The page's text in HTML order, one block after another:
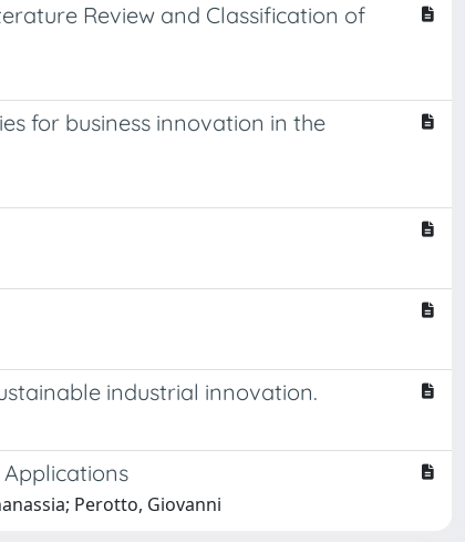
Review and Classification of
for business innovation in the
industrial innovation.
Applications
Perotto, Giovanni